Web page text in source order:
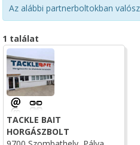
Az alábbi partnerboltokban
1 találat
TACKLE BAIT
HORGÁSZBOLT